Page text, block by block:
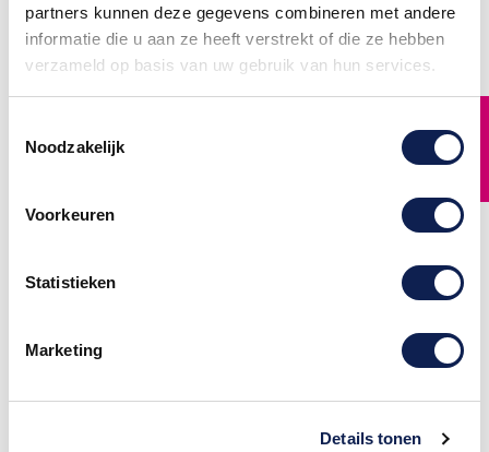
partners kunnen deze gegevens combineren met andere
informatie die u aan ze heeft verstrekt of die ze hebben
verzameld op basis van uw gebruik van hun services.
Noodzakelijk
Voorkeuren
Statistieken
Marketing
Details tonen
C07A Gesloten voor
autobussen
C07A Gesloten voor
formaten: 30 cm60 cm80
cm Let op: Deze
F03 Verbod voor
vrachtauto's om
halen verkeersbord
halen verkeersbord sticker
bestellen Full color geprint
Verkrijgbaar als sticker in de
zijn NIET reflecterend (geen